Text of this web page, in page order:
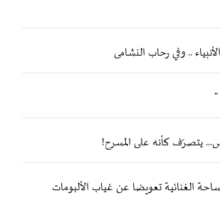
.. وفي رحاب النشامى
يتصرّف كأنه على المسرح!
الغنائية تعويضا عن غياب الألبومات